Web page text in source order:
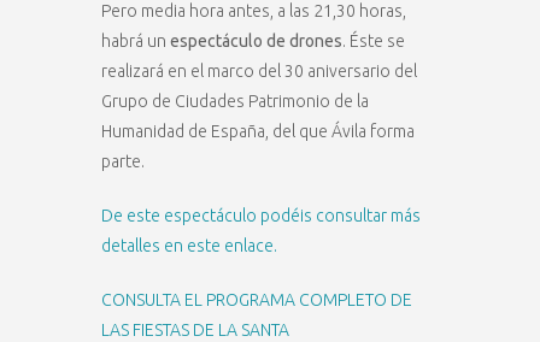
Pero media hora antes, a las 21,30 horas,
habrá un espectáculo de drones. Éste se
realizará en el marco del 30 aniversario del
Grupo de Ciudades Patrimonio de la
Humanidad de España, del que Ávila forma
parte.
De este espectáculo podéis consultar más
detalles en este enlace.
CONSULTA EL PROGRAMA COMPLETO DE
LAS FIESTAS DE LA SANTA